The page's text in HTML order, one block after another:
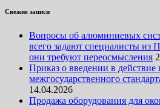
Свежие записи
Вопросы об алюминиевых
всего задают специалисты
они требуют переосмысления
Приказ о введении в действие
межгосударственного
14.04.2026
Продажа оборудования для